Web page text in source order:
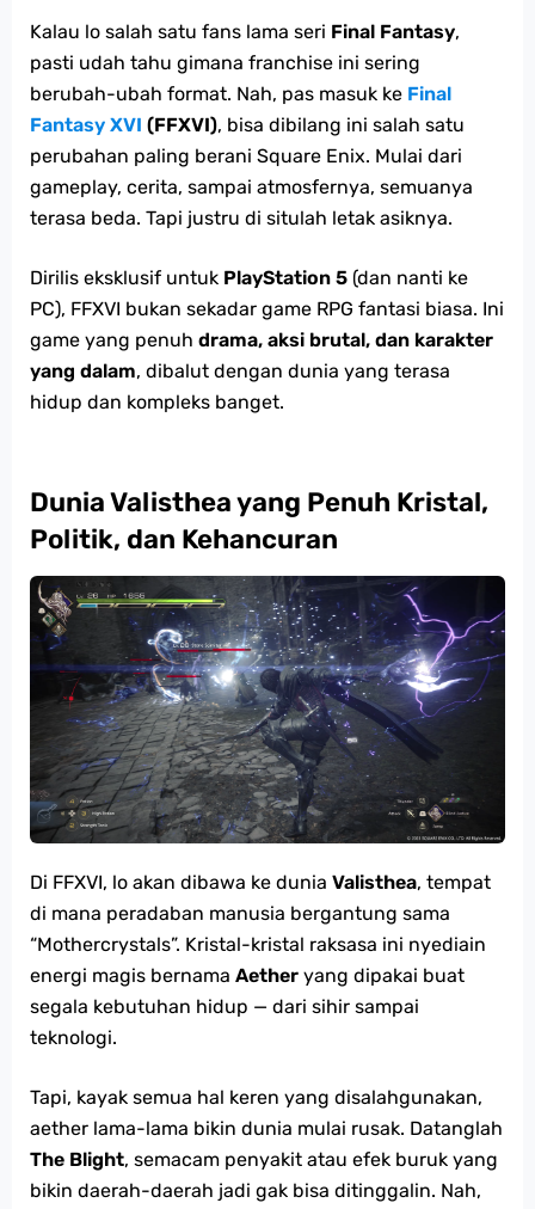
Kalau lo salah satu fans lama seri Final Fantasy,
pasti udah tahu gimana franchise ini sering
berubah-ubah format. Nah, pas masuk ke Final
Fantasy XVI (FFXVI), bisa dibilang ini salah satu
perubahan paling berani Square Enix. Mulai dari
gameplay, cerita, sampai atmosfernya, semuanya
terasa beda. Tapi justru di situlah letak asiknya.
Dirilis eksklusif untuk PlayStation 5 (dan nanti ke
PC), FFXVI bukan sekadar game RPG fantasi biasa. Ini
game yang penuh drama, aksi brutal, dan karakter
yang dalam, dibalut dengan dunia yang terasa
hidup dan kompleks banget.
Dunia Valisthea yang Penuh Kristal,
Politik, dan Kehancuran
Di FFXVI, lo akan dibawa ke dunia Valisthea, tempat
di mana peradaban manusia bergantung sama
“Mothercrystals”. Kristal-kristal raksasa ini nyediain
energi magis bernama Aether yang dipakai buat
segala kebutuhan hidup — dari sihir sampai
teknologi.
Tapi, kayak semua hal keren yang disalahgunakan,
aether lama-lama bikin dunia mulai rusak. Datanglah
The Blight, semacam penyakit atau efek buruk yang
bikin daerah-daerah jadi gak bisa ditinggalin. Nah,